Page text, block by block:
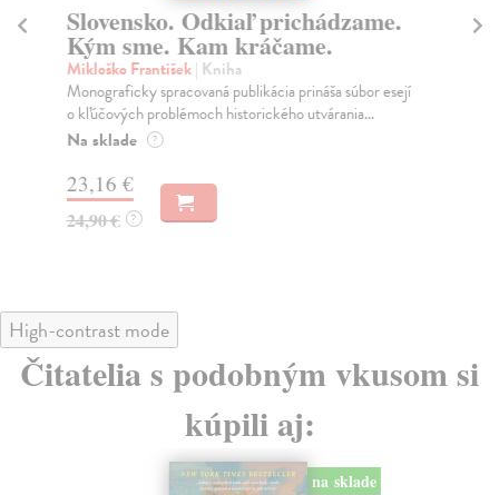
Slovensko. Odkiaľ prichádzame.
Kým sme. Kam kráčame.
Mikloško František| Kniha
Monograficky spracovaná publikácia prináša súbor esejí
o kľúčových problémoch historického utvárania...
Na sklade ?
23,16 €
24,90 € ?
High-contrast mode
Čitatelia s podobným vkusom si
kúpili aj:
na sklade